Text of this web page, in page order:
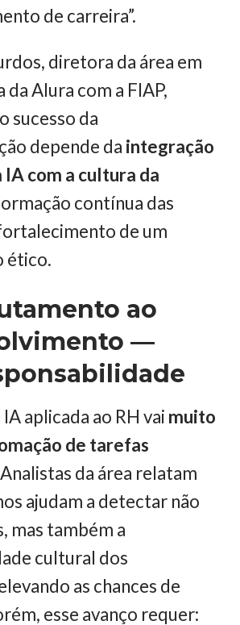
de carreira”.
diretora da área em
da Alura com a FIAP,
sucesso da
depende da integração
com a cultura da
contínua das
de um
ético.
ao
—
aplicada ao RH vai muito
de tarefas
da área relatam
ajudam a detectar não
mas também a
cultural dos
as chances de
esse avanço requer: